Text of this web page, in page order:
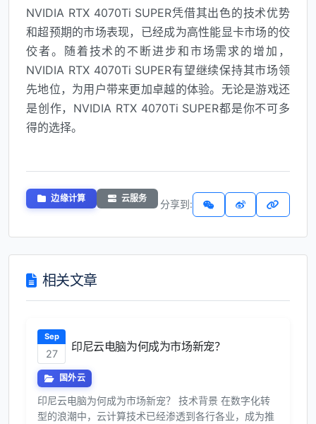
NVIDIA RTX 4070Ti SUPER凭借其出色的技术优势
和超预期的市场表现，已经成为高性能显卡市场的佼
佼者。随着技术的不断进步和市场需求的增加，
NVIDIA RTX 4070Ti SUPER有望继续保持其市场领
先地位，为用户带来更加卓越的体验。无论是游戏还
是创作，NVIDIA RTX 4070Ti SUPER都是你不可多
得的选择。
边缘计算 云服务 分享到:
相关文章
Sep
27
印尼云电脑为何成为市场新宠？
国外云
印尼云电脑为何成为市场新宠？ 技术背景 在数字化转
型的浪潮中，云计算技术已经渗透到各行各业，成为推